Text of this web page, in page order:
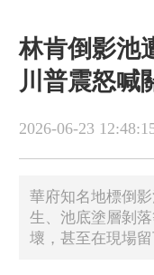
林肯倒影池
川普震怒喊
2026-06-23
華府知名地標倒
生、池底塗層剝
壞，甚至在現場留